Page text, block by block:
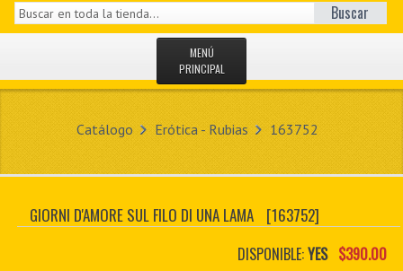
Buscar
MENÚ
PRINCIPAL
MIS DATOS
CONTACTO
Catálogo Erótica - Rubias 163752
GIORNI D'AMORE SUL FILO DI UNA LAMA [163752]
DISPONIBLE:YES $390.00